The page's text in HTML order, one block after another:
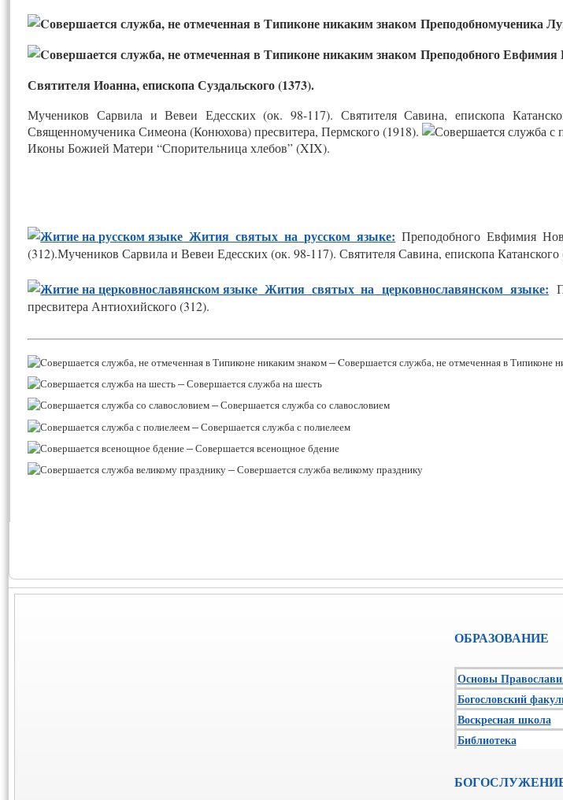
Преподобномученика
Преподобного Евфимия
Святителя Иоанна, епископа Суздальского (1373).
Мучеников Сарвила и Вевеи Едесских (ок. 98-117). Святителя Савина, епископа
Священномученика Симеона (Конюхова) пресвитера, Пермского (1918).
Иконы Божией Матери “Спорительница хлебов” (XIX).
Жития святых на русском языке: Преподобного Евфимия
(312).Мучеников Сарвила и Вевеи Едесских (ок. 98-117). Святителя Савина, епископа
Жития святых на церковнославянском языке:
пресвитера Антиохийского (312).
–Cовершается служба, не отмеченная в Типиконе
–Совершается служба на шесть
–Совершается служба со славословием
–Совершается служба с полиелеем
–Совершается всенощное бдение
–Совершается служба великому празднику
ОБРАЗОВАНИЕ
Основы
Богословский
Воскресная школа
Библиотека